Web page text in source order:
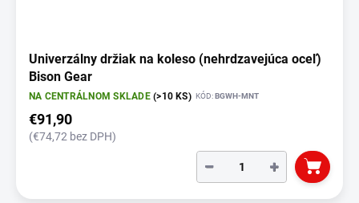
Univerzálny držiak na koleso (nehrdzavejúca oceľ)
Bison Gear
NA CENTRÁLNOM SKLADE(>10 KS) KÓD:BGWH-MNT
€91,90
(€74,72 bez DPH)
+
−